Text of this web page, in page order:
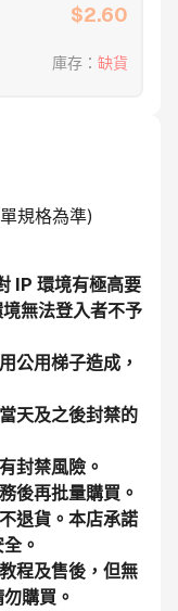
$2.60
庫存 ： 缺貨
規格為準)
IP 環境有極高要
無法登入者不予
公用梯子造成，
天及之後封禁的
封禁風險。
後再批量購買。
退貨。本店承諾
。
程及售後，但無
購買。